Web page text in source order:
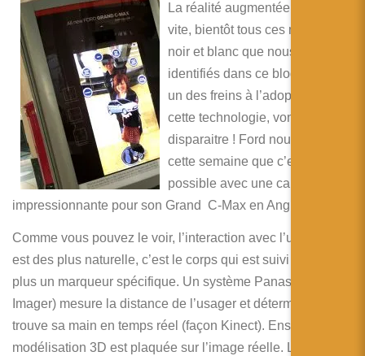
English
Français
Deutsch
简体中文
日本語
Español
La réalité augmentée évolue
vite, bientôt tous ces marqueurs
noir et blanc que nous avons
identifiés dans ce blog comme
un des freins à l’adoption de
cette technologie, vont
disparaitre ! Ford nous montre
cette semaine que c’est déjà
possible avec une campagne
impressionnante pour son Grand C-Max en Angleterre.
Comme vous pouvez le voir, l’interaction avec l’utilisateur
est des plus naturelle, c’est le corps qui est suivi et non
plus un marqueur spécifique. Un système Panasonic (D-
Imager) mesure la distance de l’usager et détermine où se
trouve sa main en temps réel (façon Kinect). Ensuite, la
modélisation 3D est plaquée sur l’image réelle. L’utilisation